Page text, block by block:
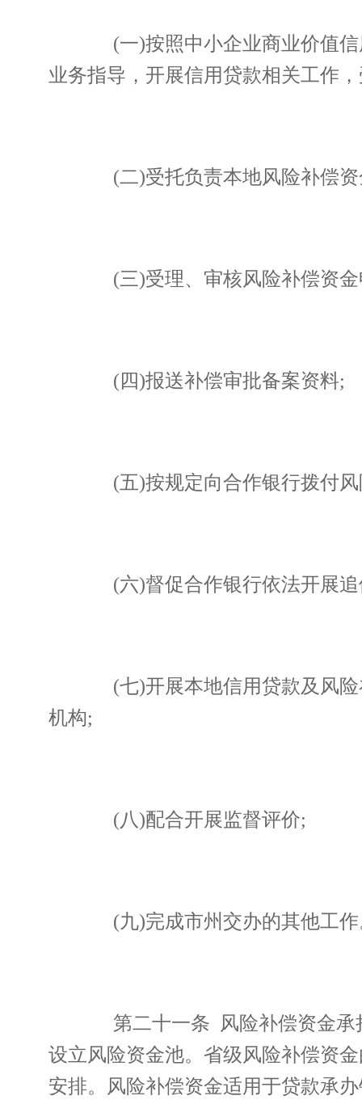
(一)按照中小企业商业价值信
业务指导，开展信用贷款相关工作
(二)受托负责本地风险补偿资
(三)受理、审核风险补偿资金
(四)报送补偿审批备案资料;
(五)按规定向合作银行拨付风
(六)督促合作银行依法开展追
(七)开展本地信用贷款及风险
机构;
(八)配合开展监督评价;
(九)完成市州交办的其他工作
第二十一条 风险补偿资金承担
设立风险资金池。省级风险补偿资
安排。风险补偿资金适用于贷款承